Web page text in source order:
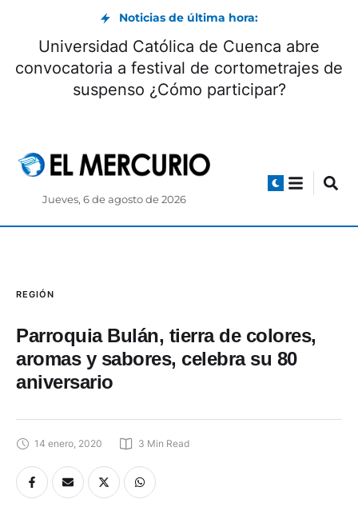
Noticias de última hora:
Universidad Católica de Cuenca abre
convocatoria a festival de cortometrajes de
suspenso ¿Cómo participar?
Jueves, 6 de agosto de 2026
REGIÓN
Parroquia Bulán, tierra de colores,
aromas y sabores, celebra su 80
aniversario
14 enero, 2020 3 Min Read